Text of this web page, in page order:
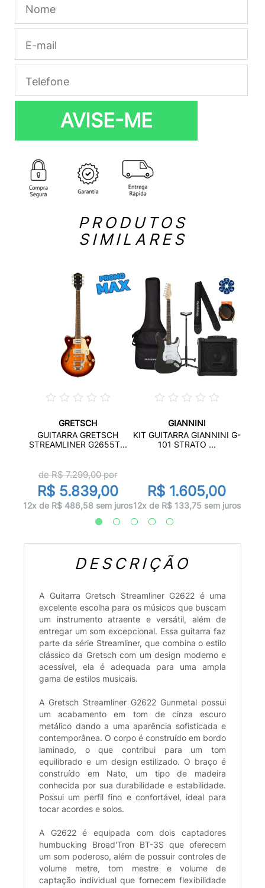
AVISE-ME
PRODUTOS
SIMILARES
GRETSCH
GUITARRA GRETSCH
STREAMLINER G2655T...
de R$7.299,00por
R$ 5.839,00
12x de R$ 486,58 sem juros
GIANNINI
KIT GUITARRA GIANNINI G-
101 STRATO ...
R$ 1.605,00
12x de R$ 133,75 sem juros
DESCRIÇÃO
A Guitarra Gretsch Streamliner G2622 é uma
excelente escolha para os músicos que buscam
um instrumento atraente e versátil, além de
entregar um som excepcional. Essa guitarra faz
parte da série Streamliner, que combina o estilo
clássico da Gretsch com um design moderno e
acessível, ela é adequada para uma ampla
gama de estilos musicais.
A Gretsch Streamliner G2622 Gunmetal possui
um acabamento em tom de cinza escuro
metálico dando a uma aparência sofisticada e
contemporânea. O corpo é construído em bordo
laminado, o que contribui para um tom
equilibrado e um design estilizado. O braço é
construído em Nato, um tipo de madeira
conhecida por sua durabilidade e estabilidade.
Possui um perfil fino e confortável, ideal para
tocar acordes e solos.
A G2622 é equipada com dois captadores
humbucking Broad'Tron BT-3S que oferecem
um som poderoso, além de possuir controles de
volume metre, tom mestre e volume de
captação individual que fornecem flexibilidade